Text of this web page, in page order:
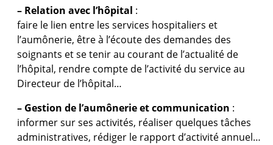
– Relation avec l’hôpital :
faire le lien entre les services hospitaliers et
l’aumônerie, être à l’écoute des demandes des
soignants et se tenir au courant de l’actualité de
l’hôpital, rendre compte de l’activité du service au
Directeur de l’hôpital…
– Gestion de l’aumônerie et communication :
informer sur ses activités, réaliser quelques tâches
administratives, rédiger le rapport d’activité annuel…